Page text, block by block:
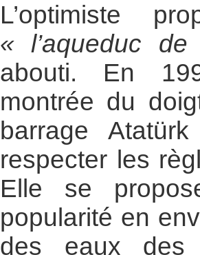
L’optimiste
« l’aqueduc
abouti. En
montrée du
barrage
respecter les
Elle se
popularité en
des eaux des